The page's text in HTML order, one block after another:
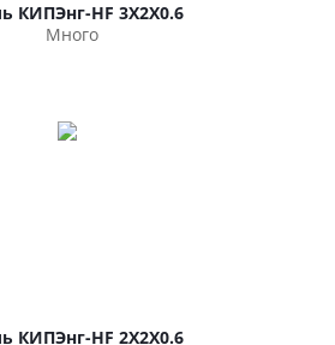
КИПЭнг-HF 3Х2Х0.6
Много
КИПЭнг-HF 2Х2Х0.6